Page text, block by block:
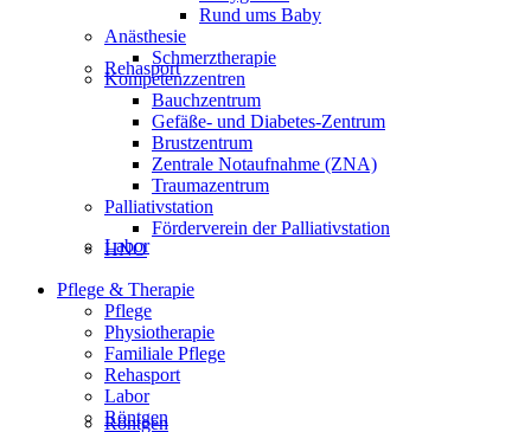
Rehasport
Labor
Röntgen
Rund ums Baby
Anästhesie
Schmerztherapie
Kompetenzzentren
Bauchzentrum
Gefäße- und Diabetes-Zentrum
Brustzentrum
Zentrale Notaufnahme (ZNA)
Traumazentrum
Palliativstation
Förderverein der Palliativstation
HNO
Pflege & Therapie
Pflege
Physiotherapie
Familiale Pflege
Rehasport
Labor
Röntgen